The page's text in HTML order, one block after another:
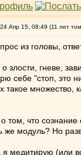
Апр 15, 08:49 (11 лет
из головы,
злости, гневе,
себе "стоп, это
множество,
том, что сознание
же модуль? Но
я медитирую (или